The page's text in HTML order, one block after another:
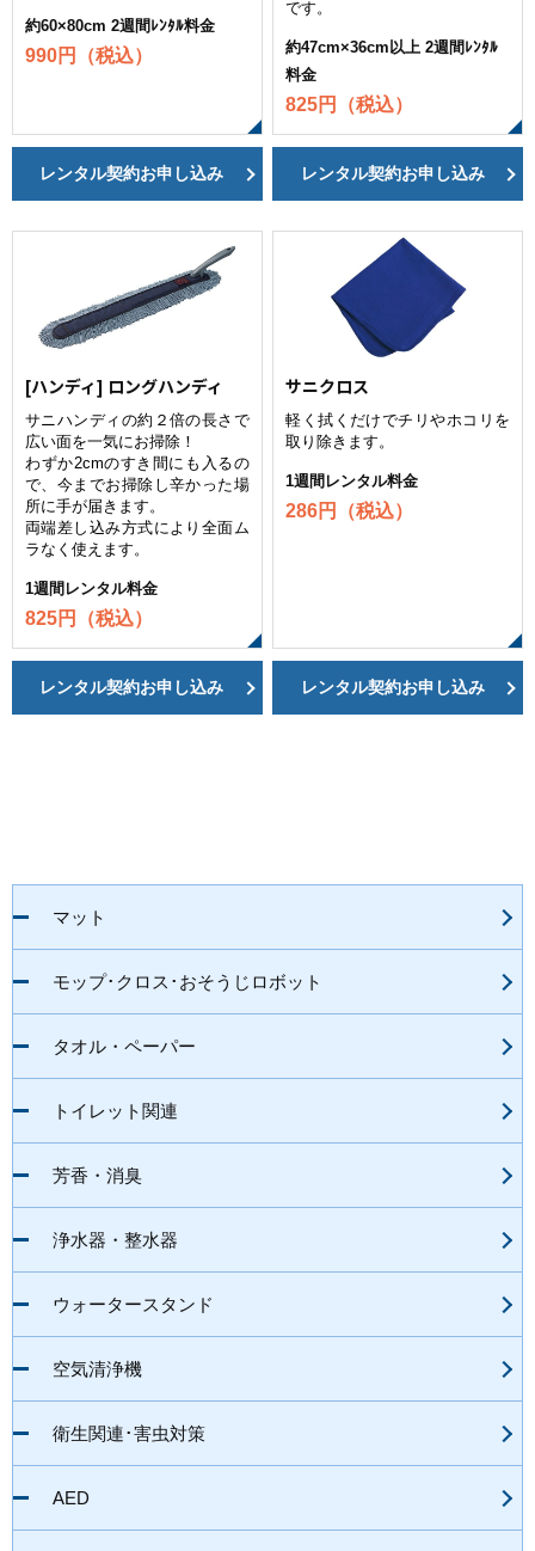
約60×80cm 2週間ﾚﾝﾀﾙ料金
990円（税込）
レンタル契約お申し込み
です。
約47cm×36cm以上 2週間ﾚﾝﾀﾙ
料金
825円（税込）
レンタル契約お申し込み
[ハンディ] ロングハンディ
サニハンディの約２倍の長さで
広い面を一気にお掃除！
わずか2cmのすき間にも入るの
で、今までお掃除し辛かった場
所に手が届きます。
両端差し込み方式により全面ム
ラなく使えます。
1週間レンタル料金
825円（税込）
レンタル契約お申し込み
サニクロス
軽く拭くだけでチリやホコリを
取り除きます。
1週間レンタル料金
286円（税込）
レンタル契約お申し込み
マット
モップ･クロス･おそうじロボット
タオル・ペーパー
トイレット関連
芳香・消臭
浄水器・整水器
ウォータースタンド
空気清浄機
衛生関連･害虫対策
AED